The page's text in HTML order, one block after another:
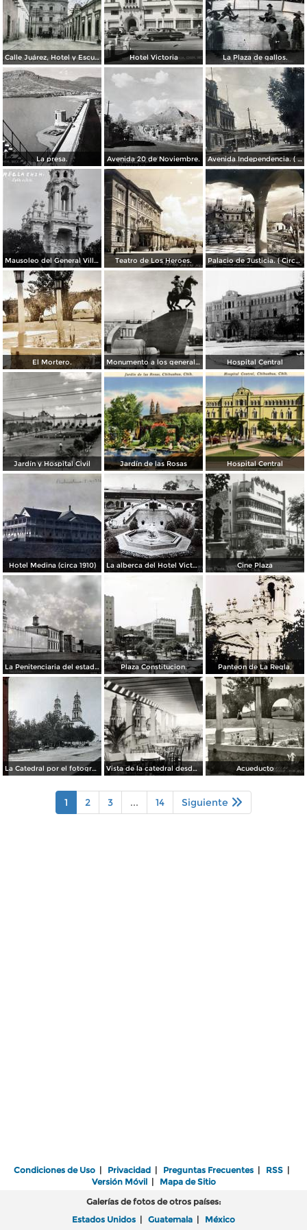
Calle Juárez, Hotel y Escuela Oficial No. 136 Hotel Victoria La Plaza de gallos.
La presa. Avenida 20 de Noviembre. Avenida Independencia. ( Circulada el 12 de Abril de 1929 ).
Mausoleo del General Villa en el panteon de La Regla ( Circulada el 11 de Junio de 1921 ). Teatro de Los Heroes. Palacio de Justicia. ( Circulada el 1 deDiciembre de 1946 ).
El Mortero. Monumento a los generales de la División del Norte Hospital Central
Jardín y Hospital Civil Jardín de las Rosas Hospital Central
Hotel Medina (circa 1910) La alberca del Hotel Victoria. Cine Plaza
La Penitenciaria del estado. Plaza Constitucion. Panteon de La Regla,
La Catedral por el fotografo William H. Rau.. Vista de la catedral desde el Hotel Palacio Hilton Acueducto
1 2 3 ... 14 Siguiente
Condiciones de Uso | Privacidad | Preguntas Frecuentes | RSS |
Versión Móvil| Mapa de Sitio
Galerías de fotos de otros países:
Estados Unidos | Guatemala | México